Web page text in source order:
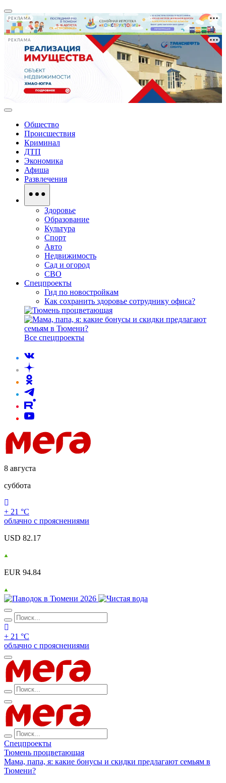
РЕКЛАМА
РЕКЛАМА
Общество
Происшествия
Криминал
ДТП
Экономика
Афиша
Развлечения
Здоровье
Образование
Культура
Спорт
Авто
Недвижимость
Сад и огород
СВО
Спецпроекты
Гид по новостройкам
Как сохранить здоровье сотруднику офиса?
Все спецпроекты
8 августа
суббота
+ 21 °С
облачно с прояснениями
USD 82.17
EUR 94.84
+ 21 °С
облачно с прояснениями
Спецпроекты
Тюмень процветающая
Мама, папа, я: какие бонусы и скидки предлагают семьям в
Тюмени?